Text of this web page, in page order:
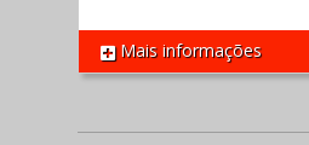
REF 735
Mais informações